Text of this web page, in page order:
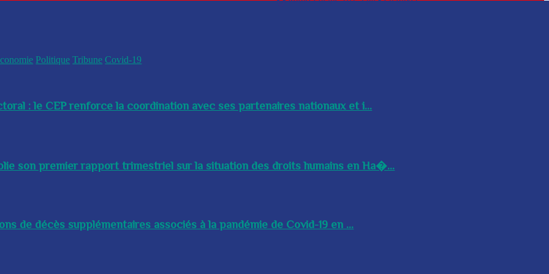
Politique Tribune Covid-19
: le CEP renforce la coordination avec ses partenaires nationaux et i...
son premier rapport trimestriel sur la situation des droits humains en Ha�...
de décès supplémentaires associés à la pandémie de Covid-19 en ...